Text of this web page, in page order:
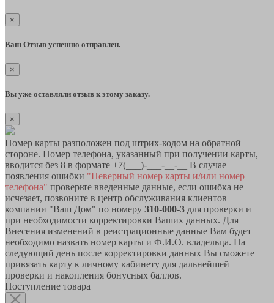
×
Ваш Отзыв успешно отправлен.
×
Вы уже оставляли отзыв к этому заказу.
×
Номер карты разположен под штрих-кодом на обратной
стороне. Номер телефона, указанный при получении карты,
вводится без 8 в формате +7(___)-___-__-__ В случае
появления ошибки "Неверный номер карты и/или номер
телефона" проверьте введенные данные, если ошибка не
исчезает, позвоните в центр обслуживания клиентов
компании "Ваш Дом" по номеру 310-000-3 для проверки и
при необходимости корректировки Ваших данных. Для
Внесения изменений в реистрационные данные Вам будет
необходимо назвать номер карты и Ф.И.О. владельца. На
следующий день после корректировки данных Вы сможете
привязать карту к личному кабинету для дальнейшей
проверки и накопления бонусных баллов.
Поступление товара